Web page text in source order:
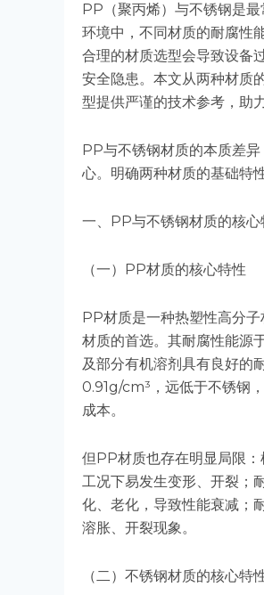
PP（聚丙烯）与不锈钢是
环境中，不同材质的耐腐性
合理的材质选型会导致设备
安全隐患。本文从两种材质
型提供严谨的技术参考，助
PP与不锈钢材质的本质差
心。明确两种材质的基础特
一、PP与不锈钢材质的核心
（一）PP材质的核心特性
PP材质是一种热塑性高分
材质的首选。其耐腐性能源
及部分有机溶剂具有良好的
0.91g/cm³，远低于不锈钢
成本。
但PP材质也存在明显局限
工况下易发生变形、开裂
化、老化，导致性能衰减；
溶胀、开裂现象。
（二）不锈钢材质的核心特